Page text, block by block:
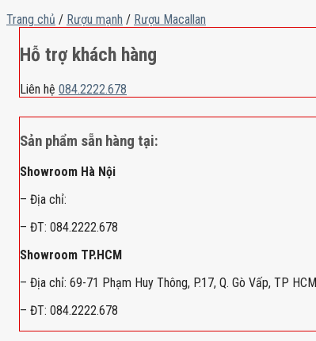
Trang chủ / Rượu mạnh / Rượu Macallan
Hỗ trợ khách hàng
Liên hệ 084.2222.678
Sản phẩm sẵn hàng tại:
Showroom Hà Nội
– Địa chỉ:
– ĐT: 084.2222.678
Showroom TP.HCM
– Địa chỉ: 69-71 Phạm Huy Thông, P.17, Q. Gò Vấp, TP HCM
– ĐT: 084.2222.678